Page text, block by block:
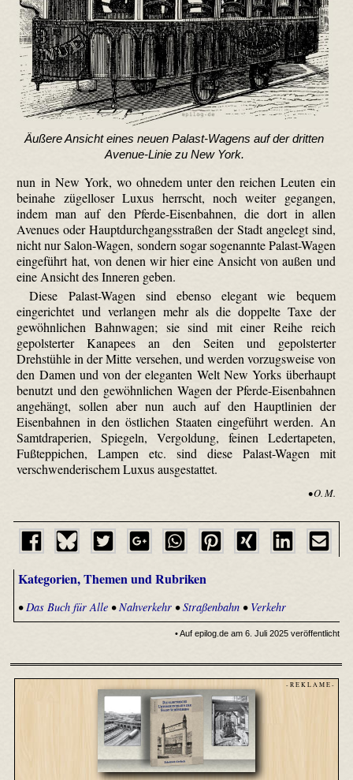
Äußere Ansicht eines neuen Palast-Wagens auf der dritten
Avenue-Linie zu New York.
nun in New York, wo ohnedem unter den reichen Leuten ein
beinahe zügelloser Luxus herrscht, noch weiter gegangen,
indem man auf den Pferde-Eisenbahnen, die dort in allen
Avenues oder Hauptdurchgangsstraßen der Stadt angelegt sind,
nicht nur Salon-Wagen, sondern sogar sogenannte Palast-Wagen
eingeführt hat, von denen wir hier eine Ansicht von außen und
eine Ansicht des Inneren geben.
Diese Palast-Wagen sind ebenso elegant wie bequem
eingerichtet und verlangen mehr als die doppelte Taxe der
gewöhnlichen Bahnwagen; sie sind mit einer Reihe reich
gepolsterter Kanapees an den Seiten und gepolsterter
Drehstühle in der Mitte versehen, und werden vorzugsweise von
den Damen und von der eleganten Welt New Yorks überhaupt
benutzt und den gewöhnlichen Wagen der Pferde-Eisenbahnen
angehängt, sollen aber nun auch auf den Hauptlinien der
Eisenbahnen in den östlichen Staaten eingeführt werden. An
Samtdraperien, Spiegeln, Vergoldung, feinen Ledertapeten,
Fußteppichen, Lampen etc. sind diese Palast-Wagen mit
verschwenderischem Luxus ausgestattet.
• O. M.
Kategorien, Themen und Rubriken
• Das Buch für Alle•Nahverkehr•Straßenbahn• Verkehr
• Auf epilog.de am 6. Juli 2025 veröffentlicht
- R E K L A M E -